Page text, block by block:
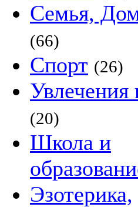
Семья,
(66)
Спорт (26)
(20)
Школа и
Эзотерика,